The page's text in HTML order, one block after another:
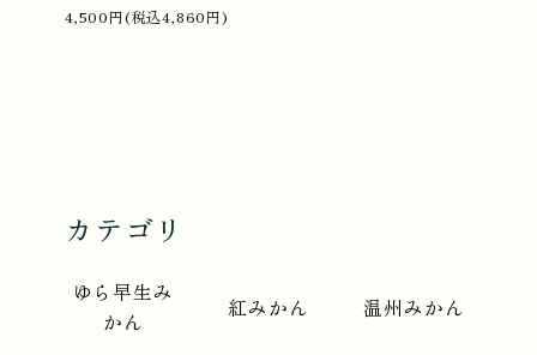
4,500円(税込4,860円)
カテゴリ
ゆら早生み
かん
紅みかん 温州みかん